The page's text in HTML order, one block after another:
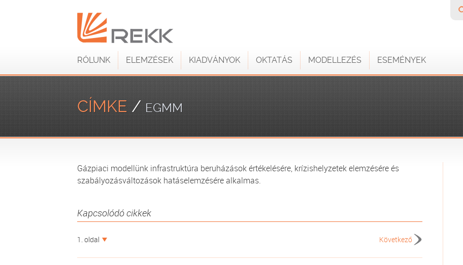
RÓLUNK ELEMZÉSEK KIADVÁNYOK OKTATÁS MODELLEZÉS ESEMÉNYEK
CÍMKE / EGMM
Gázpiaci modellünk infrastruktúra beruházások értékelésére, krízishelyzetek elemzésére és
szabályozásváltozások hatáselemzésére alkalmas.
Kapcsolódó cikkek
1. oldal Következő